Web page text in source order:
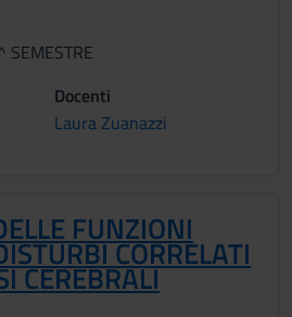
Docenti
Laura Zuanazzi
FUNZIONI
CORRELATI
CEREBRALI